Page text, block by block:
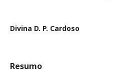
Divina D. P. Cardoso
Resumo